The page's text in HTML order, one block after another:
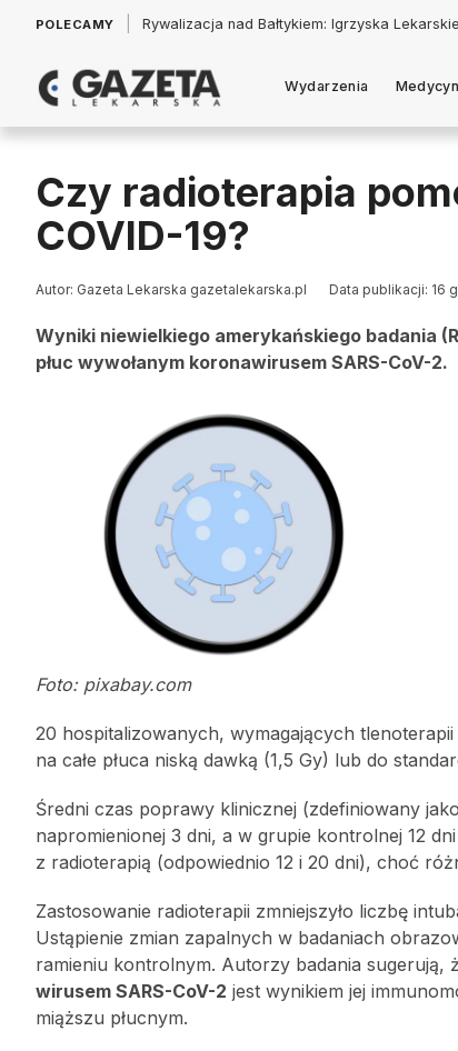
POLECAMY Łukasz Jankowski: Politycy w pogoni za
Wydarzenia
Czy radioterapia
COVID-19?
Autor: Gazeta Lekarska gazetalekarska.pl Data publikacji: 16
Wyniki niewielkiego amerykańskiego badania
płuc wywołanym koronawirusem SARS-CoV-2.
Foto: pixabay.com
20 hospitalizowanych, wymagających
na całe płuca niską dawką (1,5 Gy) lub do
Średni czas poprawy klinicznej (zdefiniowany
napromienionej 3 dni, a w grupie kontrolnej 12
z radioterapią (odpowiednio 12 i 20 dni), choć
Zastosowanie radioterapii zmniejszyło liczbę
Ustąpienie zmian zapalnych w badaniach
ramieniu kontrolnym. Autorzy badania sugerują,
wirusem SARS-CoV-2 jest wynikiem jej
miąższu płucnym.